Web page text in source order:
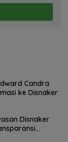
Candra
ke Disnaker
Disnaker